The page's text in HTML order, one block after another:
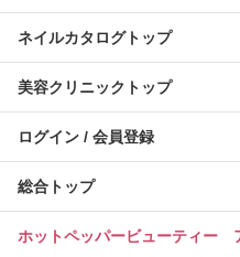
ネイルカタログトップ
美容クリニックトップ
ログイン / 会員登録
総合トップ
ホットペッパービューティー